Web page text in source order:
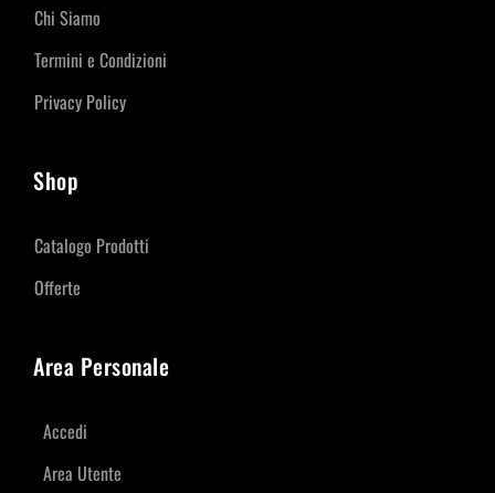
Chi Siamo
Termini e Condizioni
Privacy Policy
Shop
Catalogo Prodotti
Offerte
Area Personale
Accedi
Area Utente